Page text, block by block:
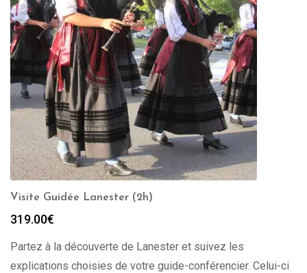
Visite Guidée Lanester (2h)
319.00€
Partez à la découverte de Lanester et suivez les
explications choisies de votre guide-conférencier. Celui-ci